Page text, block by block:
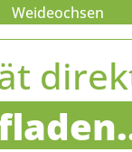
Weideochsen